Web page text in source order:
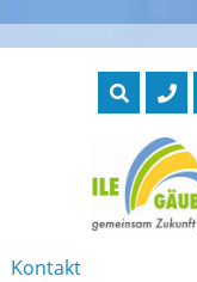
Kontakt